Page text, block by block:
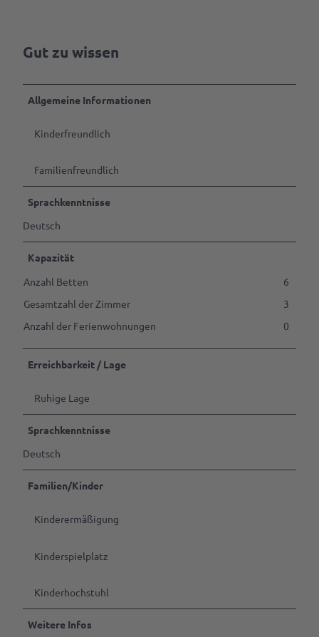
| Presse
Gut zu wissen
Allgemeine Informationen
Kinderfreundlich
Familienfreundlich
Sprachkenntnisse
Deutsch
Kapazität
Anzahl Betten
6
Gesamtzahl der Zimmer
3
Anzahl der Ferienwohnungen
0
Erreichbarkeit / Lage
Ruhige Lage
Sprachkenntnisse
Deutsch
Familien/Kinder
Kinderermäßigung
Kinderspielplatz
Kinderhochstuhl
Weitere Infos